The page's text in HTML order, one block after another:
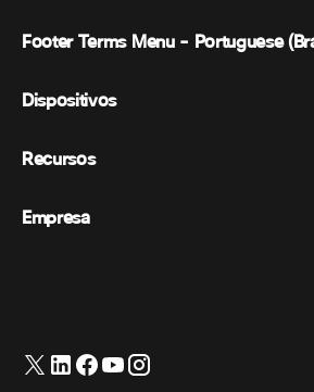
Webex Suite
Mensagens
Eventos
Quadro branco
Footer Terms Menu - Portuguese
Termos e Condições
Marcas registradas
English (Inglês)
Dispositivos
Dispositivos de sala
Fones de ouvido
Recursos
Preços
Empresa
Entre em contato com o suporte